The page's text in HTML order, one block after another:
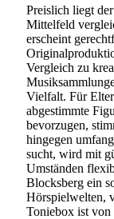
Preislich liegt
Mittelfeld
erscheint
Vergleich zu
Vielfalt. Für
abgestimmte
bevorzugen,
hingegen
sucht, wird mit
Umständen
Blocksberg ein
Hörspielwelten,
Toniebox ist von